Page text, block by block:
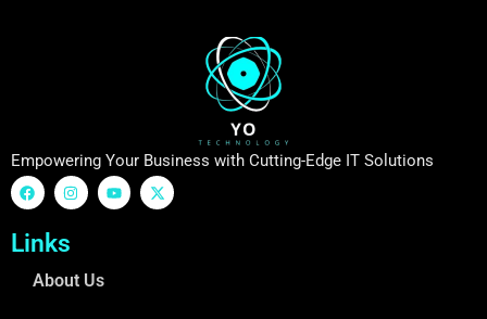
Empowering Your Business with Cutting-Edge IT Solutions
Links
About Us